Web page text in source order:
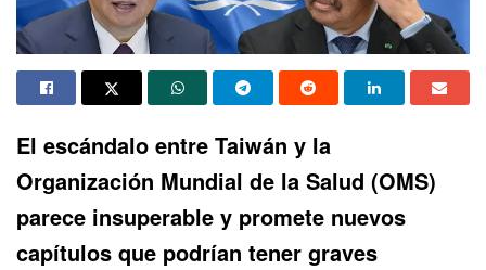
El escándalo entre Taiwán y la
Organización Mundial de la Salud (OMS)
parece insuperable y promete nuevos
capítulos que podrían tener graves